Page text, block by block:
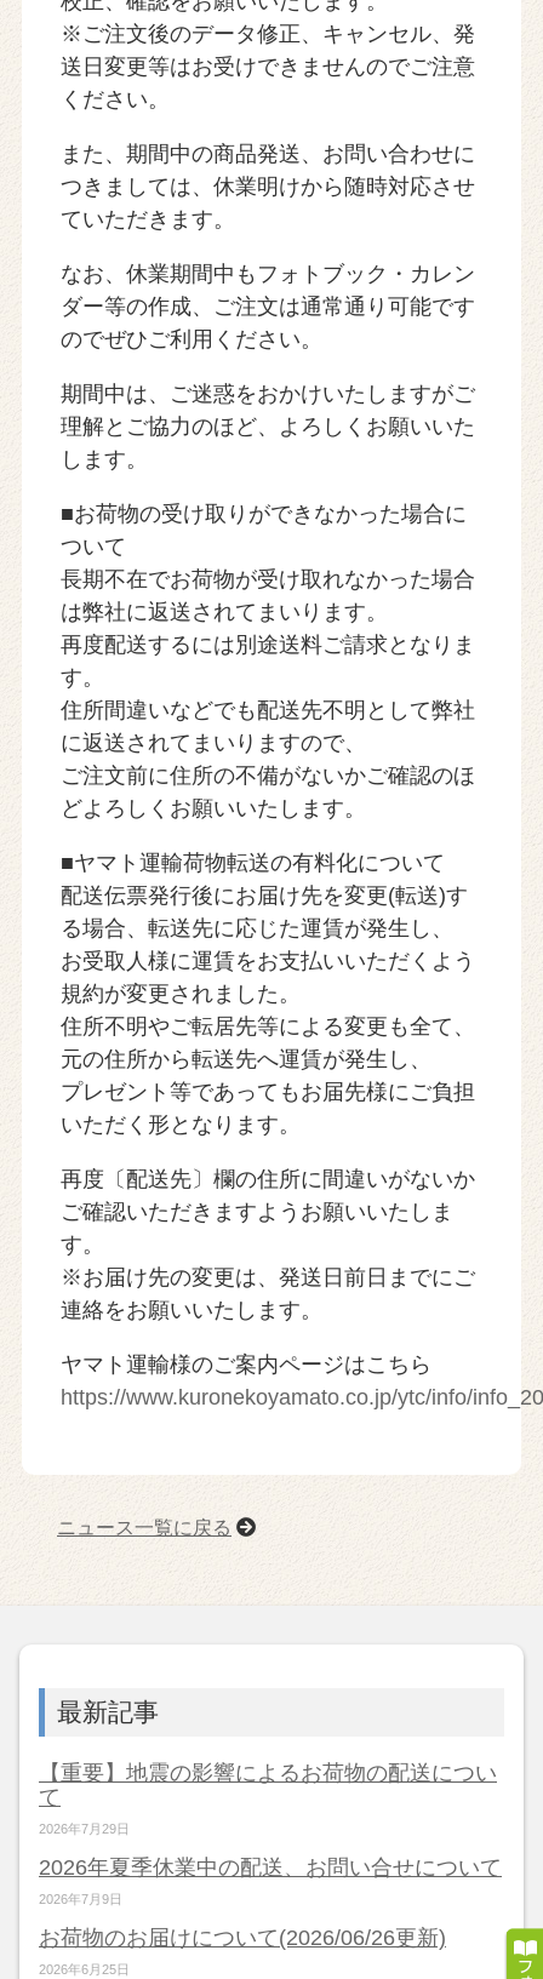
※ご注文後のデータ修正、キャンセル、発
送日変更等はお受けできませんのでご注意
ください。
また、期間中の商品発送、お問い合わせに
つきましては、休業明けから随時対応させ
ていただきます。
なお、休業期間中もフォトブック・カレン
ダー等の作成、ご注文は通常通り可能です
のでぜひご利用ください。
期間中は、ご迷惑をおかけいたしますがご
理解とご協力のほど、よろしくお願いいた
します。
■お荷物の受け取りができなかった場合に
ついて
長期不在でお荷物が受け取れなかった場合
は弊社に返送されてまいります。
再度配送するには別途送料ご請求となりま
す。
住所間違いなどでも配送先不明として弊社
に返送されてまいりますので、
ご注文前に住所の不備がないかご確認のほ
どよろしくお願いいたします。
■ヤマト運輸荷物転送の有料化について
配送伝票発行後にお届け先を変更(転送)す
る場合、転送先に応じた運賃が発生し、
お受取人様に運賃をお支払いいただくよう
規約が変更されました。
住所不明やご転居先等による変更も全て、
元の住所から転送先へ運賃が発生し、
プレゼント等であってもお届先様にご負担
いただく形となります。
再度〔配送先〕欄の住所に間違いがないか
ご確認いただきますようお願いいたしま
す。
※お届け先の変更は、発送日前日までにご
連絡をお願いいたします。
ヤマト運輸様のご案内ページはこちら
https://www.kuronekoyamato.co.jp/ytc/info/
ニュース一覧に戻る
最新記事
【重要】地震の影響によるお荷物の配送につい
て
2026年7月29日
2026年夏季休業中の配送、お問い合せについて
2026年7月9日
お荷物のお届けについて(2026/06/26更新)
2026年6月25日